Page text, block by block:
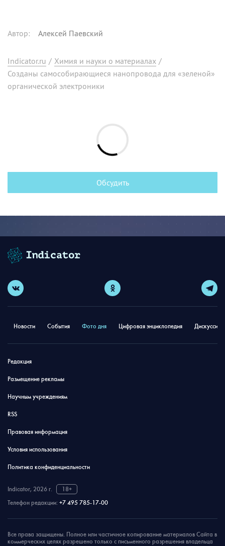
Автор: Алексей Паевский
Indicator.ru / Химия и науки о материалах /
Созданы самособирающиеся нанопровода для «зеленой»
органической электроники
Обсудить
Новости События Фото дня Цифровая энциклопедия
Редакция
Размещение рекламы
Научным учреждениям
RSS
Правовая информация
Условия использования
Политика конфиденциальности
Indicator, 2026 г.
18+
Телефон редакции: +7 495 785-17-00
Все права защищены. Полное или частичное копирование материалов Сайта в
коммерческих целях разрешено только с письменного разрешения владельца